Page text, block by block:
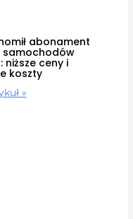
abonament
samochodów
niższe ceny i
koszty
»